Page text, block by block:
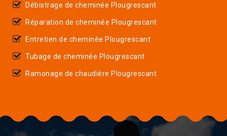
Débistrage de cheminée Plougrescant
Réparation de cheminée Plougrescant
Entretien de cheminée Plougrescant
Tubage de cheminée Plougrescant
Ramonage de chaudière Plougrescant